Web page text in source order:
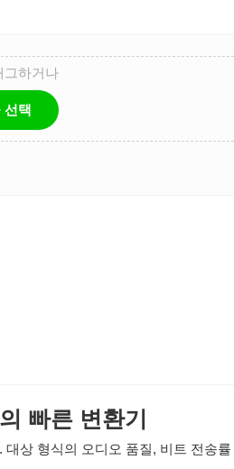
그하거나
선택
빠른 변환기
상 형식의 오디오 품질, 비트 전송